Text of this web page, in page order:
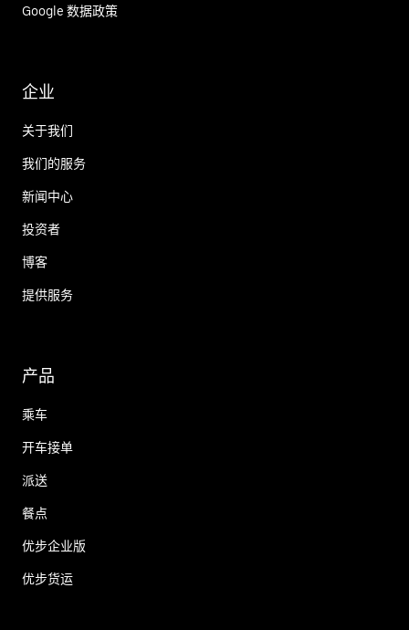
Google 数据政策
企业
关于我们
我们的服务
新闻中心
投资者
博客
提供服务
产品
乘车
开车接单
派送
餐点
优步企业版
优步货运